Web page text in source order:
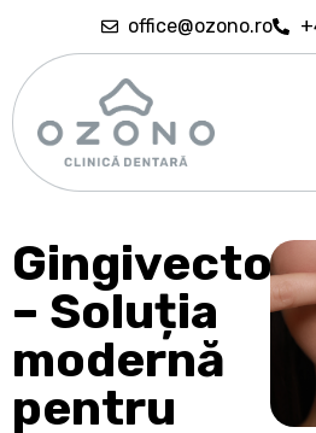
office@ozono.ro
– Soluția
modernă
pentru